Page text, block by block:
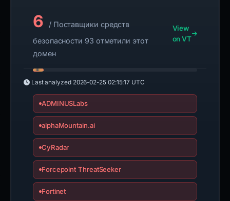
6
/ Поставщики средств
безопасности 93 отметили этот
домен
View
on VT
Last analyzed 2026-02-25 02:15:17 UTC
ADMINUSLabs
alphaMountain.ai
CyRadar
Forcepoint ThreatSeeker
Fortinet